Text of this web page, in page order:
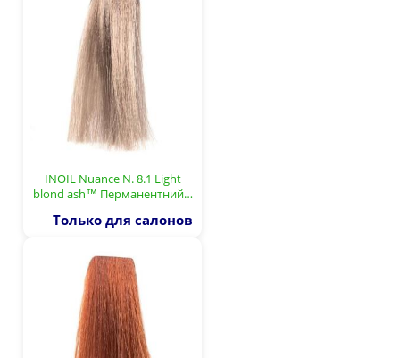
INOIL Nuance N. 8.1 Light
blond ash™ Перманентний…
Только для салонов